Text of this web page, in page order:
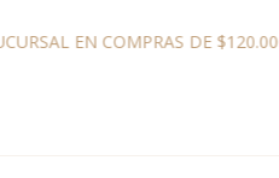
O MÁS! ⋆˙⟡ (POR MENOR) ✹